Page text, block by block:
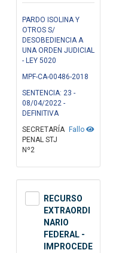
PARDO ISOLINA Y
OTROS S/
DESOBEDIENCIA A
UNA ORDEN JUDICIAL
- LEY 5020
MPF-CA-00486-2018
SENTENCIA: 23 -
08/04/2022 -
DEFINITIVA
Fallo
SECRETARÍA
PENAL STJ
Nº2
RECURSO
EXTRAORDI
NARIO
FEDERAL -
IMPROCEDE